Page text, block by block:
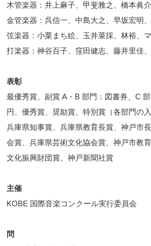
木管楽器：井上麻子、甲斐雅之、橋本眞
金管楽器：呉信一、中島大之、早坂宏明
弦楽器：小栗まち絵、玉井菜採、林裕、
打楽器：神谷百子、窪田健志、藤井里佳
表彰
最優秀賞、副賞 A・B 部門：図書券、C
円、優秀賞、奨励賞、特別賞（各部門の
兵庫県知事賞、兵庫県教育長賞、神戸市
会賞、兵庫県芸術文化協会賞、神戸市教
文化振興財団賞、神戸新聞社賞
主催
KOBE 国際音楽コンクール実行委員会
問